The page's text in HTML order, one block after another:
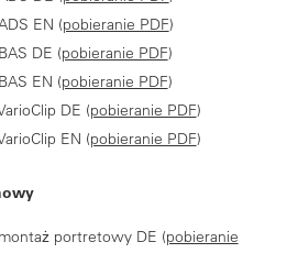
EN (pobieranie PDF)
DE (pobieranie PDF)
EN (pobieranie PDF)
DE (pobieranie PDF)
EN (pobieranie PDF)
portretowy DE (pobieranie